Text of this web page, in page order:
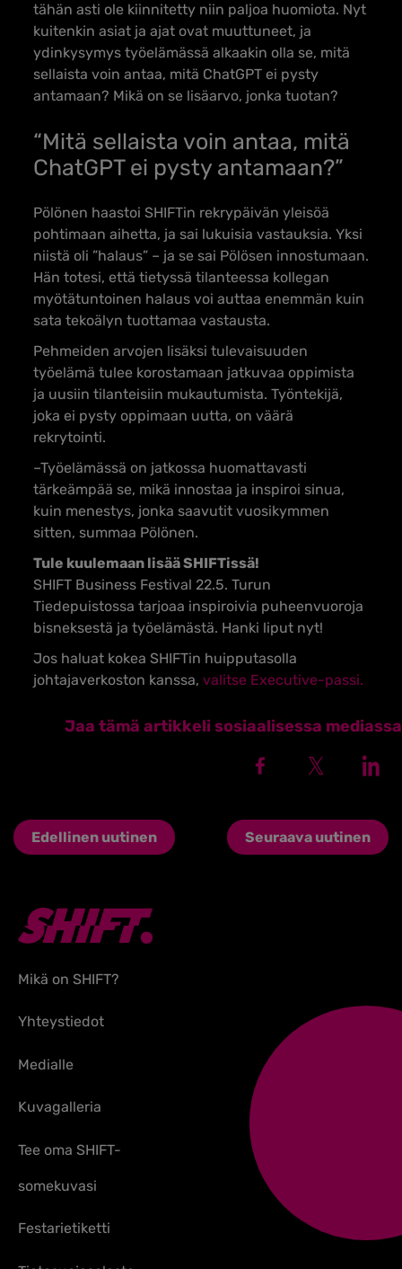
tähän asti ole kiinnitetty niin paljoa huomiota. Nyt
kuitenkin asiat ja ajat ovat muuttuneet, ja
ydinkysymys työelämässä alkaakin olla se, mitä
sellaista voin antaa, mitä ChatGPT ei pysty
antamaan? Mikä on se lisäarvo, jonka tuotan?
“Mitä sellaista voin antaa, mitä
ChatGPT ei pysty antamaan?”
Pölönen haastoi SHIFTin rekrypäivän yleisöä
pohtimaan aihetta, ja sai lukuisia vastauksia. Yksi
niistä oli ”halaus” – ja se sai Pölösen innostumaan.
Hän totesi, että tietyssä tilanteessa kollegan
myötätuntoinen halaus voi auttaa enemmän kuin
sata tekoälyn tuottamaa vastausta.
Pehmeiden arvojen lisäksi tulevaisuuden
työelämä tulee korostamaan jatkuvaa oppimista
ja uusiin tilanteisiin mukautumista. Työntekijä,
joka ei pysty oppimaan uutta, on väärä
rekrytointi.
–Työelämässä on jatkossa huomattavasti
tärkeämpää se, mikä innostaa ja inspiroi sinua,
kuin menestys, jonka saavutit vuosikymmen
sitten, summaa Pölönen.
Tule kuulemaan lisää SHIFTissä!
SHIFT Business Festival 22.5. Turun
Tiedepuistossa tarjoaa inspiroivia puheenvuoroja
bisneksestä ja työelämästä. Hanki liput nyt!
Jos haluat kokea SHIFTin huipputasolla
johtajaverkoston kanssa, valitse Executive-passi.
Jaa tämä artikkeli sosiaalisessa mediassa
Edellinen uutinen Seuraava uutinen
Mikä on SHIFT?
Yhteystiedot
Medialle
Kuvagalleria
Tee oma SHIFT-
somekuvasi
Festarietiketti